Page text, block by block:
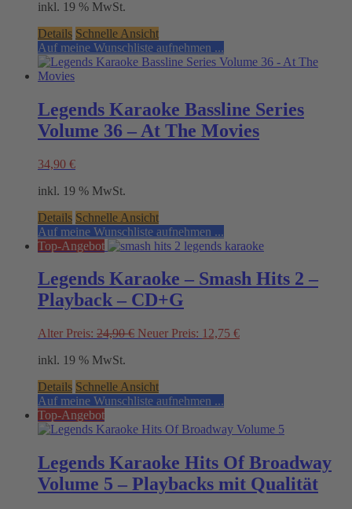
was:
inkl. 19 % MwSt.
Details Schnelle Ansicht
Auf meine Wunschliste aufnehmen ...
Legends Karaoke Bassline Series
Volume 36 – At The Movies
34,90 €
inkl. 19 % MwSt.
Details Schnelle Ansicht
Auf meine Wunschliste aufnehmen ...
Top-Angebot
Legends Karaoke – Smash Hits 2 –
Playback – CD+G
Alter Preis: 24,90€ Original
Neuer Preis: 12,75 €Current
inkl. 19 % MwSt.
Details Schnelle Ansicht
Auf meine Wunschliste aufnehmen ...
Top-Angebot
Legends Karaoke Hits Of Broadway
Volume 5 – Playbacks mit Qualität